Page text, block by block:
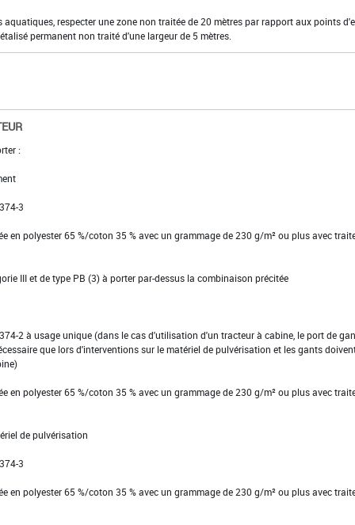
aquatiques, respecter une zone non traitée de 20 mètres par rapport aux points
permanent non traité d'une largeur de 5 mètres.
:
3
en polyester 65 %/coton 35 % avec un grammage de 230 g/m² ou plus avec
III et de type PB (3) à porter par-dessus la combinaison précitée
2 à usage unique (dans le cas d'utilisation d'un tracteur à cabine, le port de
que lors d'interventions sur le matériel de pulvérisation et les gants
en polyester 65 %/coton 35 % avec un grammage de 230 g/m² ou plus avec
de pulvérisation
3
en polyester 65 %/coton 35 % avec un grammage de 230 g/m² ou plus avec